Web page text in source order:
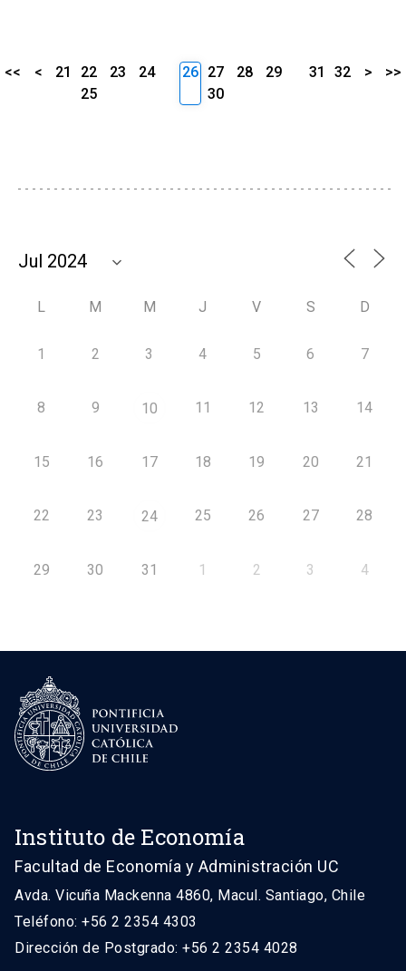
<< < 21 22 23
24
25
26 27 28
29
30
31 32 > >>
L M M J V S D
1 2 3 4 5 6 7
8 9 10 11 12 13 14
15 16 17 18 19 20 21
22 23 24 25 26 27 28
29 30 31 1 2 3 4
Instituto de Economía
Facultad de Economía y Administración UC
Avda. Vicuña Mackenna 4860, Macul. Santiago, Chile
Teléfono: +56 2 2354 4303
Dirección de Postgrado: +56 2 2354 4028